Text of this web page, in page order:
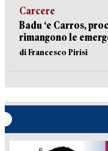
Carcere
Badu ‘e Carros,
rimangono le
di Francesco Pirisi